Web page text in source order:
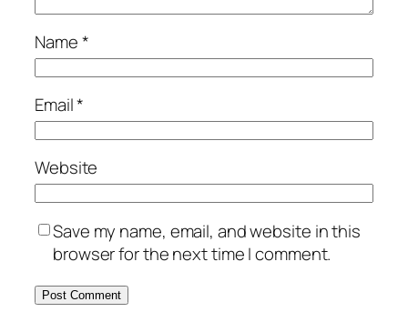
Name*
Email*
Website
Save my name, email, and website in this
browser for the next time I comment.